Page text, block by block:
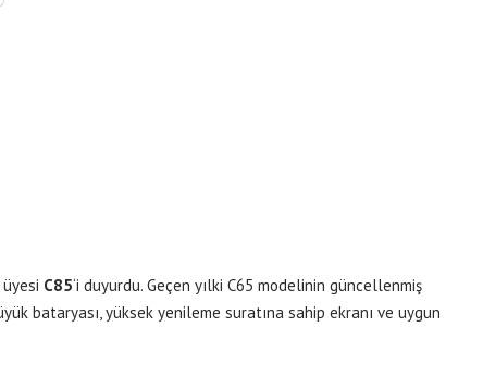
üyesi C85‘i duyurdu. Geçen yılki C65 modelinin güncellenmiş
bataryası, yüksek yenileme suratına sahip ekranı ve uygun